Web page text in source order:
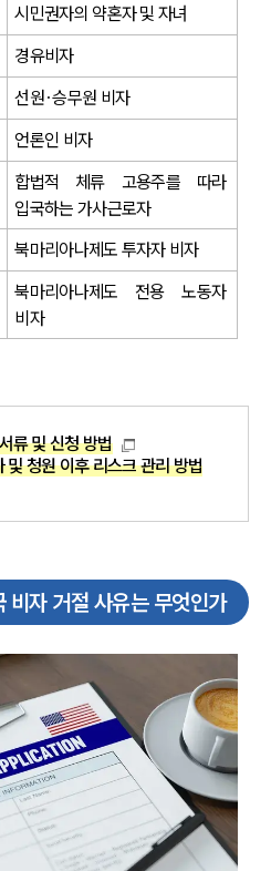
륜소개
시민권자의 약혼자 및 자녀
경유비자
선원·승무원 비자
언론인 비자
합법적 체류 고용주를 따라
입국하는 가사근로자
북마리아나제도 투자자 비자
북마리아나제도 전용 노동자
비자
류 및 신청 방법
청원 이후 리스크 관리 방법
비자 거절 사유는 무엇인가